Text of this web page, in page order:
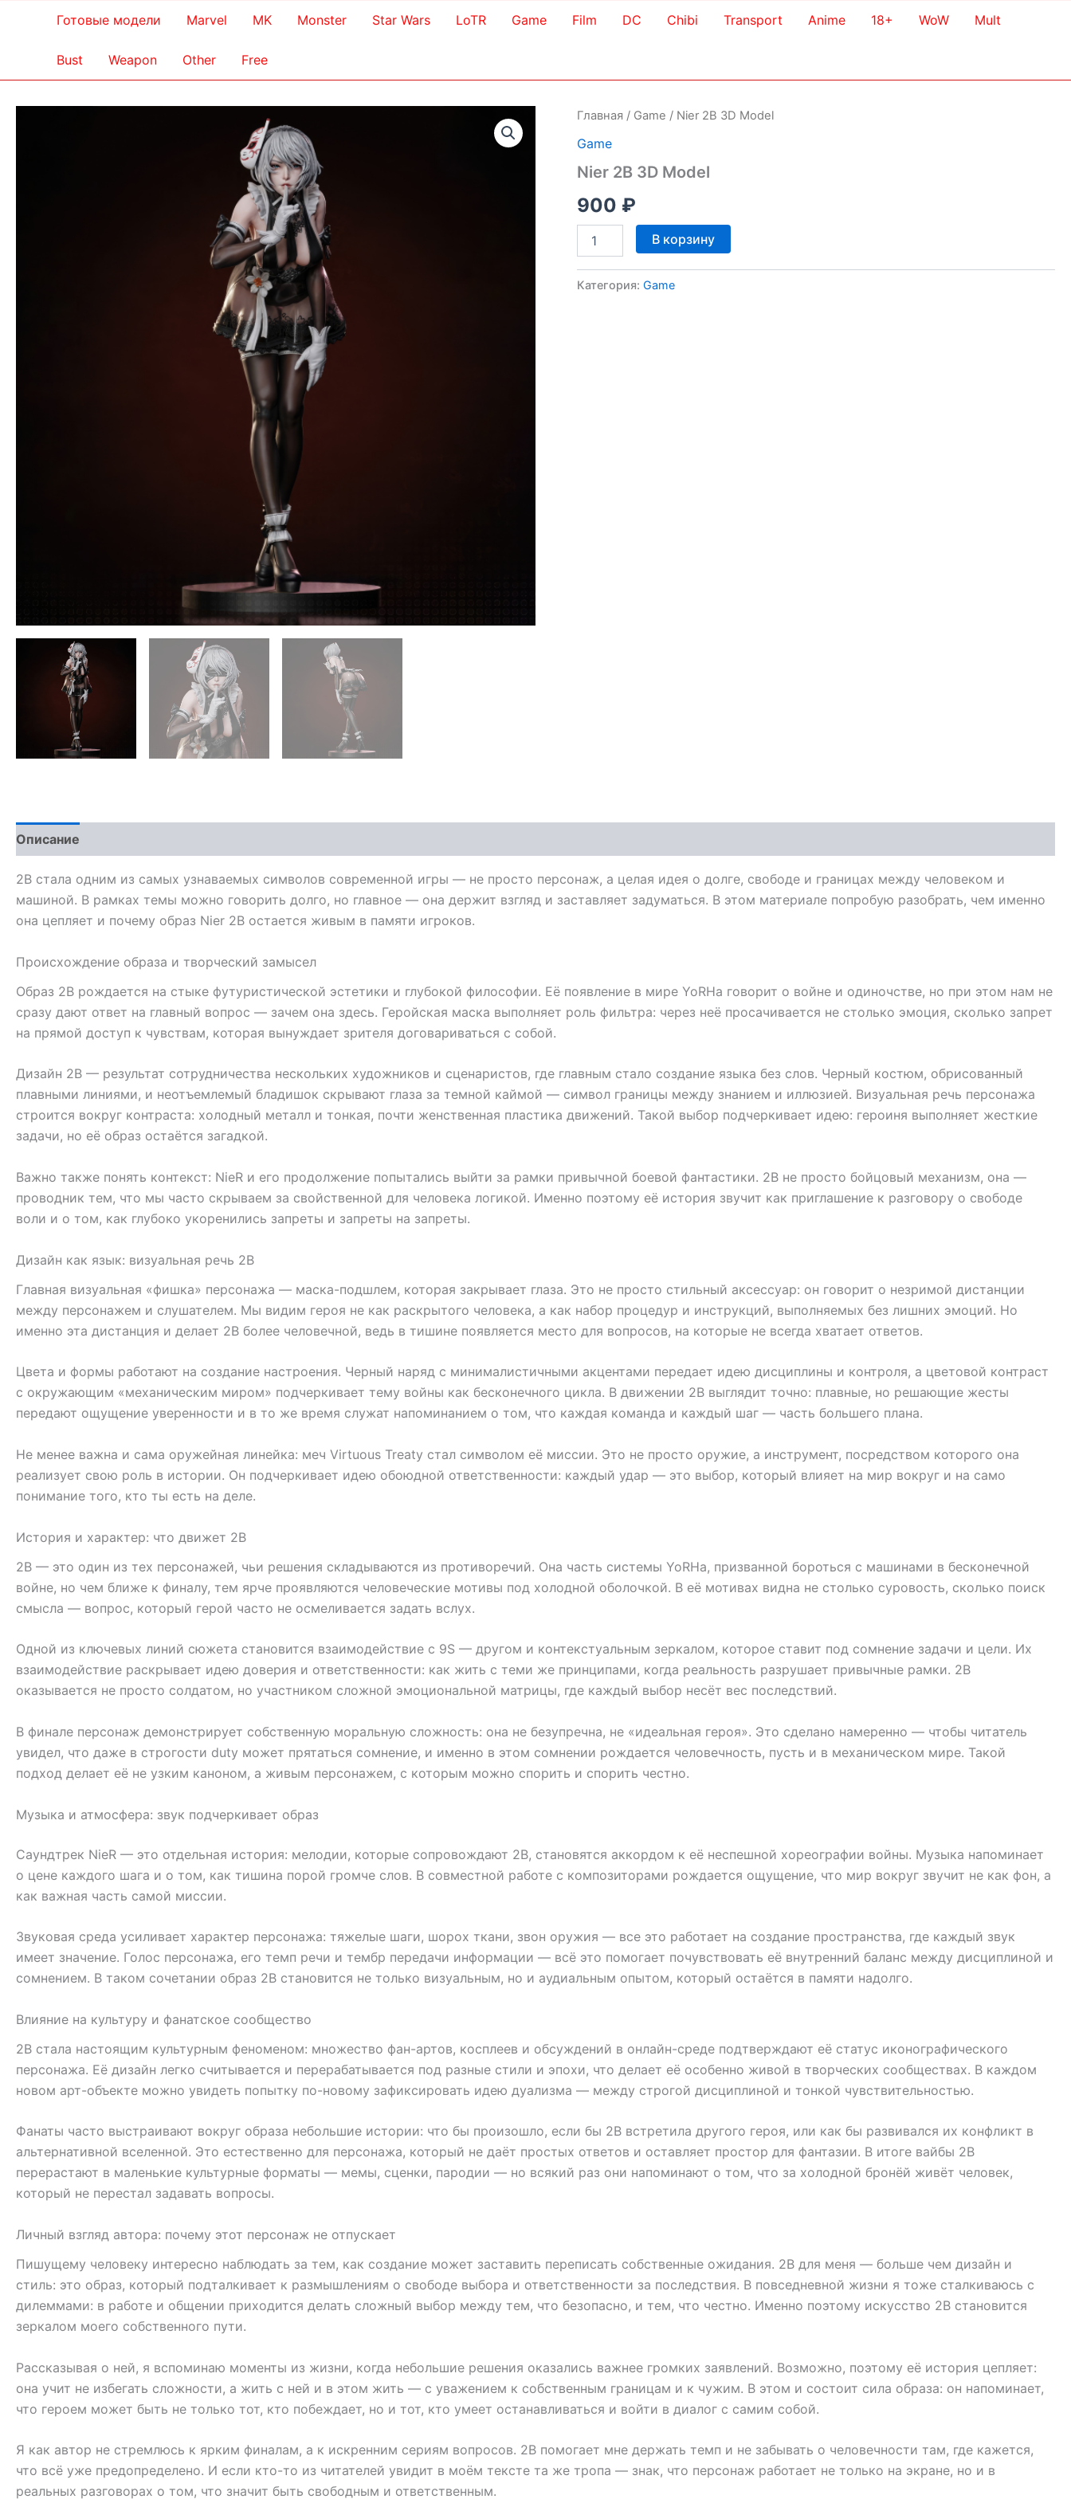
Готовые модели Marvel MK Monster Star Wars LoTR Game Film DC Chibi Transport Anime 18+ WoW Mult
Bust Weapon Other Free
Главная / Game / Nier 2B 3D Model
Game
Nier 2B 3D Model
900 ₽
Количество
товара
2B
В корзину
Категория:Game
Описание
2B стала одним из самых узнаваемых символов современной игры — не просто персонаж, а целая идея о долге, свободе и границах между человеком и
машиной. В рамках темы можно говорить долго, но главное — она держит взгляд и заставляет задуматься. В этом материале попробую разобрать, чем именно
она цепляет и почему образ Nier 2B остается живым в памяти игроков.
Происхождение образа и творческий замысел
Образ 2B рождается на стыке футуристической эстетики и глубокой философии. Её появление в мире YoRHa говорит о войне и одиночстве, но при этом нам не
сразу дают ответ на главный вопрос — зачем она здесь. Геройская маска выполняет роль фильтра: через неё просачивается не столько эмоция, сколько запрет
на прямой доступ к чувствам, которая вынуждает зрителя договариваться с собой.
Дизайн 2B — результат сотрудничества нескольких художников и сценаристов, где главным стало создание языка без слов. Черный костюм, обрисованный
плавными линиями, и неотъемлемый бладишок скрывают глаза за темной каймой — символ границы между знанием и иллюзией. Визуальная речь персонажа
строится вокруг контраста: холодный металл и тонкая, почти женственная пластика движений. Такой выбор подчеркивает идею: героиня выполняет жесткие
задачи, но её образ остаётся загадкой.
Важно также понять контекст: NieR и его продолжение попытались выйти за рамки привычной боевой фантастики. 2B не просто бойцовый механизм, она —
проводник тем, что мы часто скрываем за свойственной для человека логикой. Именно поэтому её история звучит как приглашение к разговору о свободе
воли и о том, как глубоко укоренились запреты и запреты на запреты.
Дизайн как язык: визуальная речь 2B
Главная визуальная «фишка» персонажа — маска-подшлем, которая закрывает глаза. Это не просто стильный аксессуар: он говорит о незримой дистанции
между персонажем и слушателем. Мы видим героя не как раскрытого человека, а как набор процедур и инструкций, выполняемых без лишних эмоций. Но
именно эта дистанция и делает 2B более человечной, ведь в тишине появляется место для вопросов, на которые не всегда хватает ответов.
Цвета и формы работают на создание настроения. Черный наряд с минималистичными акцентами передает идею дисциплины и контроля, а цветовой контраст
с окружающим «механическим миром» подчеркивает тему войны как бесконечного цикла. В движении 2B выглядит точно: плавные, но решающие жесты
передают ощущение уверенности и в то же время служат напоминанием о том, что каждая команда и каждый шаг — часть большего плана.
Не менее важна и сама оружейная линейка: меч Virtuous Treaty стал символом её миссии. Это не просто оружие, а инструмент, посредством которого она
реализует свою роль в истории. Он подчеркивает идею обоюдной ответственности: каждый удар — это выбор, который влияет на мир вокруг и на само
понимание того, кто ты есть на деле.
История и характер: что движет 2B
2B — это один из тех персонажей, чьи решения складываются из противоречий. Она часть системы YoRHa, призванной бороться с машинами в бесконечной
войне, но чем ближе к финалу, тем ярче проявляются человеческие мотивы под холодной оболочкой. В её мотивах видна не столько суровость, сколько поиск
смысла — вопрос, который герой часто не осмеливается задать вслух.
Одной из ключевых линий сюжета становится взаимодействие с 9S — другом и контекстуальным зеркалом, которое ставит под сомнение задачи и цели. Их
взаимодействие раскрывает идею доверия и ответственности: как жить с теми же принципами, когда реальность разрушает привычные рамки. 2B
оказывается не просто солдатом, но участником сложной эмоциональной матрицы, где каждый выбор несёт вес последствий.
В финале персонаж демонстрирует собственную моральную сложность: она не безупречна, не «идеальная героя». Это сделано намеренно — чтобы читатель
увидел, что даже в строгости duty может прятаться сомнение, и именно в этом сомнении рождается человечность, пусть и в механическом мире. Такой
подход делает её не узким каноном, а живым персонажем, с которым можно спорить и спорить честно.
Музыка и атмосфера: звук подчеркивает образ
Саундтрек NieR — это отдельная история: мелодии, которые сопровождают 2B, становятся аккордом к её неспешной хореографии войны. Музыка напоминает
о цене каждого шага и о том, как тишина порой громче слов. В совместной работе с композиторами рождается ощущение, что мир вокруг звучит не как фон, а
как важная часть самой миссии.
Звуковая среда усиливает характер персонажа: тяжелые шаги, шорох ткани, звон оружия — все это работает на создание пространства, где каждый звук
имеет значение. Голос персонажа, его темп речи и тембр передачи информации — всё это помогает почувствовать её внутренний баланс между дисциплиной и
сомнением. В таком сочетании образ 2B становится не только визуальным, но и аудиальным опытом, который остаётся в памяти надолго.
Влияние на культуру и фанатское сообщество
2B стала настоящим культурным феноменом: множество фан-артов, косплеев и обсуждений в онлайн-среде подтверждают её статус иконографического
персонажа. Её дизайн легко считывается и перерабатывается под разные стили и эпохи, что делает её особенно живой в творческих сообществах. В каждом
новом арт-объекте можно увидеть попытку по-новому зафиксировать идею дуализма — между строгой дисциплиной и тонкой чувствительностью.
Фанаты часто выстраивают вокруг образа небольшие истории: что бы произошло, если бы 2B встретила другого героя, или как бы развивался их конфликт в
альтернативной вселенной. Это естественно для персонажа, который не даёт простых ответов и оставляет простор для фантазии. В итоге вайбы 2B
перерастают в маленькие культурные форматы — мемы, сценки, пародии — но всякий раз они напоминают о том, что за холодной бронёй живёт человек,
который не перестал задавать вопросы.
Личный взгляд автора: почему этот персонаж не отпускает
Пишущему человеку интересно наблюдать за тем, как создание может заставить переписать собственные ожидания. 2B для меня — больше чем дизайн и
стиль: это образ, который подталкивает к размышлениям о свободе выбора и ответственности за последствия. В повседневной жизни я тоже сталкиваюсь с
дилеммами: в работе и общении приходится делать сложный выбор между тем, что безопасно, и тем, что честно. Именно поэтому искусство 2B становится
зеркалом моего собственного пути.
Рассказывая о ней, я вспоминаю моменты из жизни, когда небольшие решения оказались важнее громких заявлений. Возможно, поэтому её история цепляет:
она учит не избегать сложности, а жить с ней и в этом жить — с уважением к собственным границам и к чужим. В этом и состоит сила образа: он напоминает,
что героем может быть не только тот, кто побеждает, но и тот, кто умеет останавливаться и войти в диалог с самим собой.
Я как автор не стремлюсь к ярким финалам, а к искренним сериям вопросов. 2B помогает мне держать темп и не забывать о человечности там, где кажется,
что всё уже предопределено. И если кто-то из читателей увидит в моём тексте та же тропа — знак, что персонаж работает не только на экране, но и в
реальных разговорах о том, что значит быть свободным и ответственным.